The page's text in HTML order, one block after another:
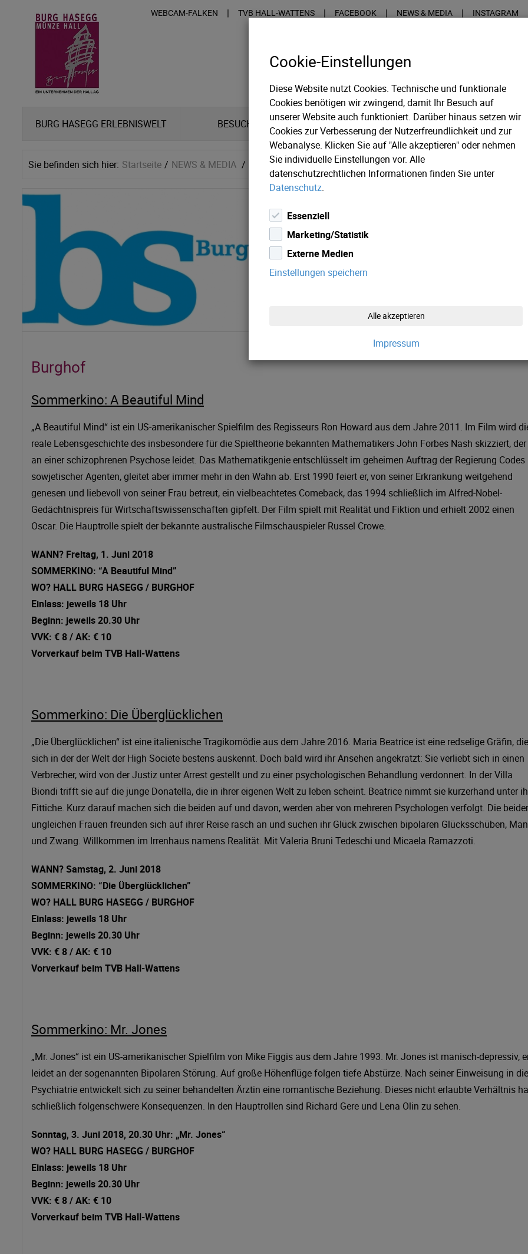
WEBCAM-FALKEN | TVB HALL-WATTENS | FACEBOOK | NEWS & MEDIA | INSTAGRAM
BURG HASEGG ERLEBNISWELT BESUCHERINFOS MÜNZPRÄGUNG
Sie befinden sich hier: Startseite NEWS & MEDIA News 2018 BURGSOMMER / Sommerkino / TERMIN:
Burghof
Sommerkino: A Beautiful Mind
„A Beautiful Mind“ ist ein US-amerikanischer Spielfilm des Regisseurs Ron Howard aus dem Jahre 2011. Im Film wird
reale Lebensgeschichte des insbesondere für die Spieltheorie bekannten Mathematikers John Forbes Nash skizziert, der
an einer schizophrenen Psychose leidet. Das Mathematikgenie entschlüsselt im geheimen Auftrag der Regierung Codes
sowjetischer Agenten, gleitet aber immer mehr in den Wahn ab. Erst 1990 feiert er, von seiner Erkrankung weitgehend
genesen und liebevoll von seiner Frau betreut, ein vielbeachtetes Comeback, das 1994 schließlich im Alfred-Nobel-
Gedächtnispreis für Wirtschaftswissenschaften gipfelt. Der Film spielt mit Realität und Fiktion und erhielt 2002 einen
Oscar. Die Hauptrolle spielt der bekannte australische Filmschauspieler Russel Crowe.
WANN? Freitag, 1. Juni 2018
SOMMERKINO: “A Beautiful Mind”
WO? HALL BURG HASEGG / BURGHOF
Einlass: jeweils 18 Uhr
Beginn: jeweils 20.30 Uhr
VVK: € 8 / AK: € 10
Vorverkauf beim TVB Hall-Wattens
Sommerkino: Die Überglücklichen
„Die Überglücklichen“ ist eine italienische Tragikomödie aus dem Jahre 2016. Maria Beatrice ist eine redselige Gräfin, die
sich in der der Welt der High Societe bestens auskennt. Doch bald wird ihr Ansehen angekratzt: Sie verliebt sich in einen
Verbrecher, wird von der Justiz unter Arrest gestellt und zu einer psychologischen Behandlung verdonnert. In der Villa
Biondi trifft sie auf die junge Donatella, die in ihrer eigenen Welt zu leben scheint. Beatrice nimmt sie kurzerhand unter
Fittiche. Kurz darauf machen sich die beiden auf und davon, werden aber von mehreren Psychologen verfolgt. Die
ungleichen Frauen freunden sich auf ihrer Reise rasch an und suchen ihr Glück zwischen bipolaren Glücksschüben,
und Zwang. Willkommen im Irrenhaus namens Realität. Mit Valeria Bruni Tedeschi und Micaela Ramazzoti.
WANN? Samstag, 2. Juni 2018
SOMMERKINO: “Die Überglücklichen”
WO? HALL BURG HASEGG / BURGHOF
Einlass: jeweils 18 Uhr
Beginn: jeweils 20.30 Uhr
VVK: € 8 / AK: € 10
Vorverkauf beim TVB Hall-Wattens
Sommerkino: Mr. Jones
„Mr. Jones“ ist ein US-amerikanischer Spielfilm von Mike Figgis aus dem Jahre 1993. Mr. Jones ist manisch-depressiv,
leidet an der sogenannten Bipolaren Störung. Auf große Höhenflüge folgen tiefe Abstürze. Nach seiner Einweisung in die
Psychiatrie entwickelt sich zu seiner behandelten Ärztin eine romantische Beziehung. Dieses nicht erlaubte Verhältnis
schließlich folgenschwere Konsequenzen. In den Hauptrollen sind Richard Gere und Lena Olin zu sehen.
Sonntag, 3. Juni 2018, 20.30 Uhr: „Mr. Jones“
WO? HALL BURG HASEGG / BURGHOF
Einlass: jeweils 18 Uhr
Beginn: jeweils 20.30 Uhr
VVK: € 8 / AK: € 10
Vorverkauf beim TVB Hall-Wattens
Cookie-Einstellungen
Diese Website nutzt Cookies. Technische und funktionale
Cookies benötigen wir zwingend, damit Ihr Besuch auf
unserer Website auch funktioniert. Darüber hinaus setzen wir
Cookies zur Verbesserung der Nutzerfreundlichkeit und zur
Webanalyse. Klicken Sie auf "Alle akzeptieren" oder nehmen
Sie individuelle Einstellungen vor. Alle
datenschutzrechtlichen Informationen finden Sie unter
Datenschutz.
Essenziell
Marketing/Statistik
Externe Medien
Einstellungen speichern
Alle akzeptieren
Impressum